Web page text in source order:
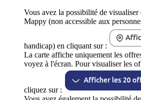
Vous avez la possibilité de
Mappy (non accessible aux
handicap) en cliquant sur :
La carte affiche uniquement les
voyez à l'écran. Pour visualiser les
cliquez sur :